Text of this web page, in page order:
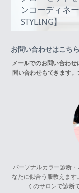
ンコーディネ
STYLING】
お問い合わせはこちら
メールでのお問い合わせ
問い合わせもできます。
パーソナルカラー診断
なたに似合う服教えます
くのサロンで診断